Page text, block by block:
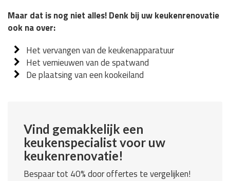
Maar dat is nog niet alles! Denk bij uw keukenrenovatie
ook na over:
Het vervangen van de keukenapparatuur
Het vernieuwen van de spatwand
De plaatsing van een kookeiland
Vind gemakkelijk een
keukenspecialist voor uw
keukenrenovatie!
Bespaar tot 40% door offertes te vergelijken!